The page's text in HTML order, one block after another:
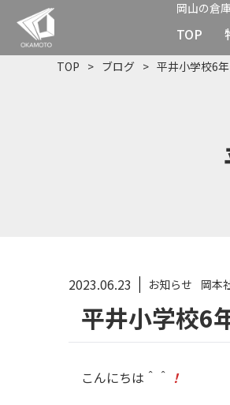
岡山の倉
TOP
TOP ブログ 平井小学校6
2023.06.23 お知らせ 岡本
平井小学校6
こんにちは＾＾ ！